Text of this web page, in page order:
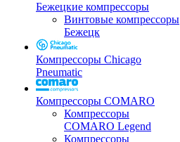
Бежецкие компрессоры
Винтовые компрессоры
Бежецк
Компрессоры Chicago
Pneumatic
Компрессоры COMARO
Компрессоры
COMARO Legend
Компрессоры